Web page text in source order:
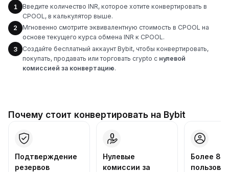
1
Введите количество INR, которое хотите конвертировать в
CPOOL, в калькулятор выше.
2
Мгновенно смотрите эквивалентную стоимость в CPOOL на
основе текущего курса обмена INR к CPOOL.
3
Создайте бесплатный аккаунт Bybit, чтобы конвертировать,
покупать, продавать или торговать crypto с нулевой
комиссией за конвертацию.
Почему стоит конвертировать на Bybit
Подтверждение
резервов
Нулевые
комиссии за
Более 86